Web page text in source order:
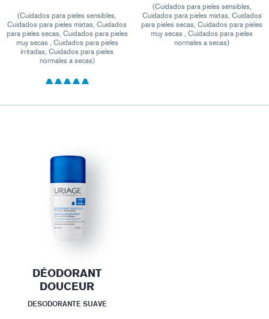
(Cuidados para pieles sensibles,
Cuidados para pieles mixtas, Cuidados
para pieles secas, Cuidados para pieles
muy secas , Cuidados para pieles
irritadas, Cuidados para pieles
normales a secas)
(Cuidados para pieles sensibles,
Cuidados para pieles mixtas, Cuidados
para pieles secas, Cuidados para pieles
muy secas , Cuidados para pieles
normales a secas)
DÉODORANT
DOUCEUR
DESODORANTE SUAVE